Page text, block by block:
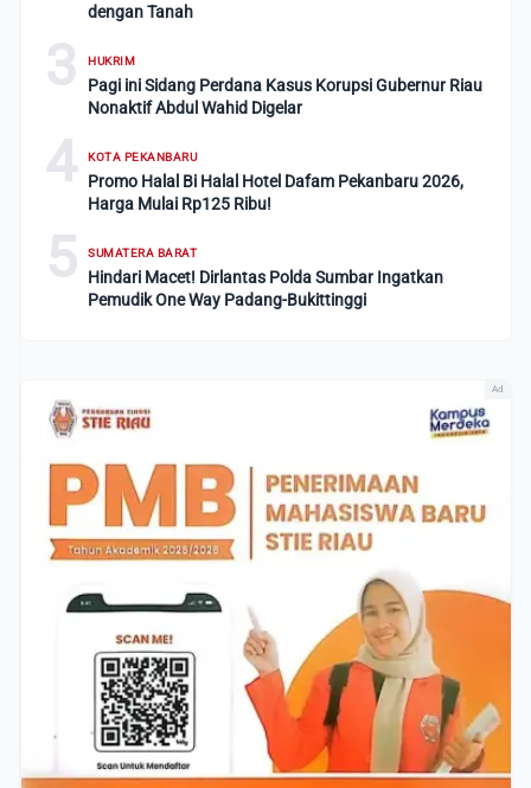
dengan Tanah
3 HUKRIM
Pagi ini Sidang Perdana Kasus Korupsi Gubernur Riau
Nonaktif Abdul Wahid Digelar
4 KOTA PEKANBARU
Promo Halal Bi Halal Hotel Dafam Pekanbaru 2026,
Harga Mulai Rp125 Ribu!
5 SUMATERA BARAT
Hindari Macet! Dirlantas Polda Sumbar Ingatkan
Pemudik One Way Padang-Bukittinggi
Ad